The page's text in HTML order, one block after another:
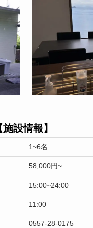
施設情報】
1~6名
58,000円~
15:00~24:00
11:00
0557-28-0175